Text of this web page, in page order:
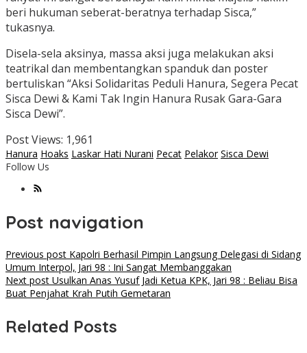
beri hukuman seberat-beratnya terhadap Sisca,”
tukasnya.
Disela-sela aksinya, massa aksi juga melakukan aksi
teatrikal dan membentangkan spanduk dan poster
bertuliskan “Aksi Solidaritas Peduli Hanura, Segera Pecat
Sisca Dewi & Kami Tak Ingin Hanura Rusak Gara-Gara
Sisca Dewi”.
Post Views: 1,961
Hanura Hoaks Laskar Hati Nurani Pecat Pelakor Sisca Dewi
Follow Us
Post navigation
Previous post Kapolri Berhasil Pimpin Langsung Delegasi di Sidang
Umum Interpol, Jari 98 : Ini Sangat Membanggakan
Next post Usulkan Anas Yusuf Jadi Ketua KPK, Jari 98 : Beliau Bisa
Buat Penjahat Krah Putih Gemetaran
Related Posts